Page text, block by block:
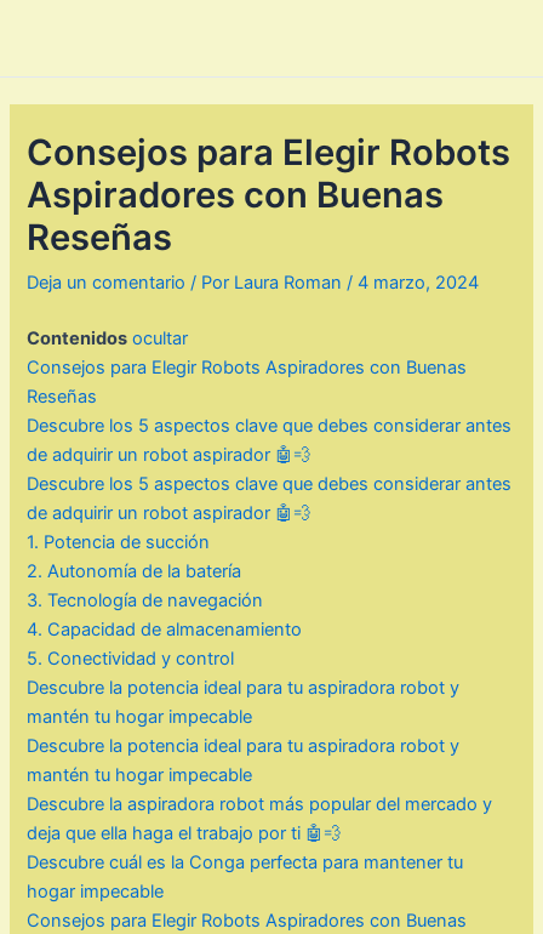
Consejos para Elegir Robots
Aspiradores con Buenas
Reseñas
Deja un comentario / Por Laura Roman/4 marzo, 2024
Contenidos ocultar
Consejos para Elegir Robots Aspiradores con Buenas
Reseñas
Descubre los 5 aspectos clave que debes considerar antes
de adquirir un robot aspirador 🤖💨
Descubre los 5 aspectos clave que debes considerar antes
de adquirir un robot aspirador 🤖💨
1. Potencia de succión
2. Autonomía de la batería
3. Tecnología de navegación
4. Capacidad de almacenamiento
5. Conectividad y control
Descubre la potencia ideal para tu aspiradora robot y
mantén tu hogar impecable
Descubre la potencia ideal para tu aspiradora robot y
mantén tu hogar impecable
Descubre la aspiradora robot más popular del mercado y
deja que ella haga el trabajo por ti 🤖💨
Descubre cuál es la Conga perfecta para mantener tu
hogar impecable
Consejos para Elegir Robots Aspiradores con Buenas